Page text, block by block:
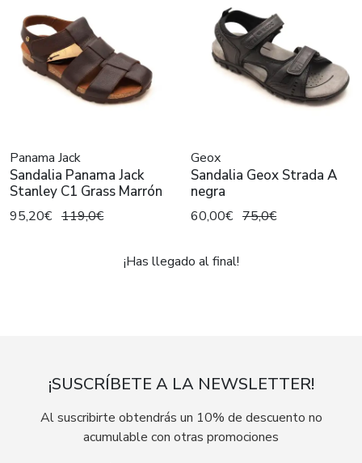
Panama Jack
Sandalia Panama Jack
Stanley C1 Grass Marrón
95,20€ 119,0€
Geox
Sandalia Geox Strada A
negra
60,00€ 75,0€
¡Has llegado al final!
¡SUSCRÍBETE A LA NEWSLETTER!
Al suscribirte obtendrás un 10% de descuento no
acumulable con otras promociones